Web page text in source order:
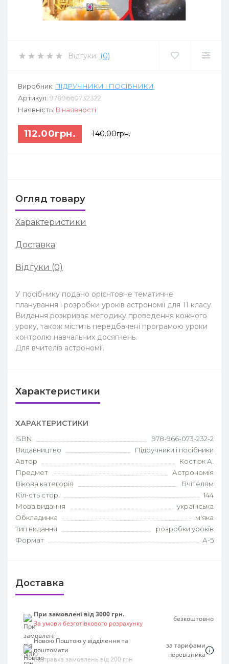
Відгуки: (0)
Виробник: ПІДРУЧНИКИ І ПОСІБНИКИ
Артикул: 9789660732322
Наявність: В наявності
112.00грн. 140.00грн.
Огляд товару
Характеристики
Доставка
Відгуки (0)
У посібнику подано орієнтовне тематичне
планування і розробки уроків астрономії для 11 класу.
Видання розкриває методику проведення кожного
уроку, також містить передбачені програмою уроки
контролю навчальних досягнень.
Для вчителів астрономії.
Характеристики
ХАРАКТЕРИСТИКИ
ISBN
978-966-073-232-2
Видавництво
Підручники і посібники
Автор
Костюк А.
Предмет
Астрономія
Вікова категорія
Вчітелям
Кіл-сть стор.
144
Мова видання
українська
Обкладинка
м'яка
Тип видання
розробки уроків
Формат
А-5
Доставка
При замовлені від 3000 грн.
За умови безготівкового розрахунку
безкоштовно
Новою Поштою у відділення та
поштомати
Відправка замовлень від 200 грн
за тарифами
перевізника